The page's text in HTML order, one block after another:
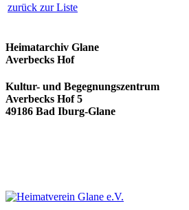
zurück zur Liste
Heimatarchiv Glane
Averbecks Hof
Kultur- und Begegnungszentrum
Averbecks Hof 5
49186 Bad Iburg-Glane